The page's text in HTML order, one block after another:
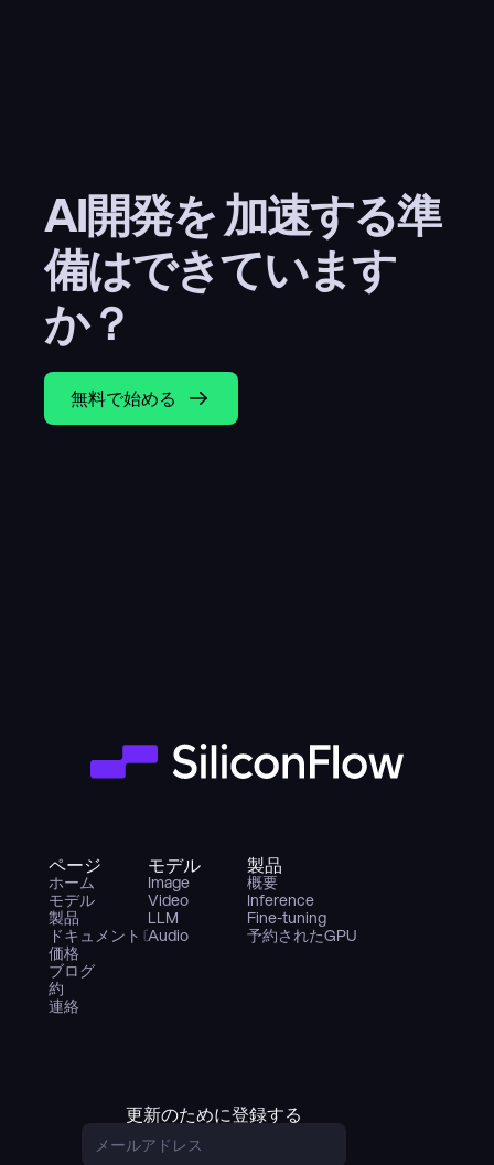
AI開発を 加速する準
備はできています
か？
無料で始める
ページ
ホーム
モデル
製品
ドキュメント
価格
ブログ
約
連絡
モデル
Image
Video
LLM
Audio
製品
概要
Inference
Fine-tuning
予約されたGPU
更新のために登録する